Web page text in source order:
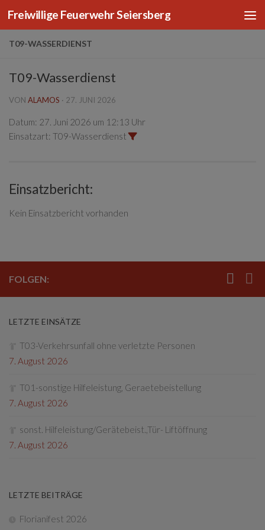
Zum Inhalt springen
Freiwillige Feuerwehr Seiersberg
T09-WASSERDIENST
T09-Wasserdienst
VON ALAMOS · 27. JUNI 2026
Datum: 27. Juni 2026 um 12:13 Uhr
Einsatzart: T09-Wasserdienst
Einsatzbericht:
Kein Einsatzbericht vorhanden
FOLGEN:
LETZTE EINSÄTZE
T03-Verkehrsunfall ohne verletzte Personen
7. August 2026
T01-sonstige Hilfeleistung, Geraetebeistellung
7. August 2026
sonst. Hilfeleistung/Gerätebeist.,Tür- Liftöffnung
7. August 2026
LETZTE BEITRÄGE
Florianifest 2026